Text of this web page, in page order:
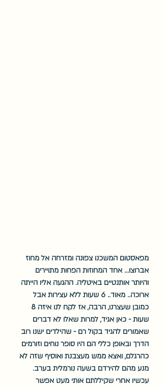
מפאסטום המשכנו צפונה ומזרחה אל מחוז
אברוצו... אחד המחוזות הפחות מתויירים
והיותר אותנטיים באיטליה. ההגעה אליו הייתה
ארוכה.. מאוד.. 6 שעות ללא עצירות אבל
שעות - כאן אגיד, למרות שאלו לא דברים
שאמורים להגיד בקול רם - שהילדים ישנו רוב
הדרך ובאופן כללי הם היו סופר נוחים וזורמים
כהרגלם, ואצא ממש מעצבנת ואוסיף שזה לא
מנע מהם להירדם בשעה נורמלית בערב.
עכשיו אחרי שקיללתם אותי מעט אפשר